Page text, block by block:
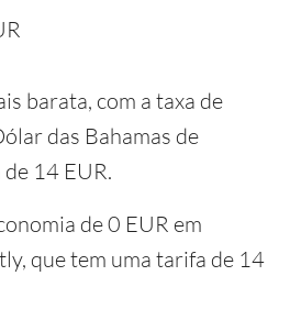
barata, com a taxa de
das Bahamas de
14 EUR.
de 0 EUR em
que tem uma tarifa de 14